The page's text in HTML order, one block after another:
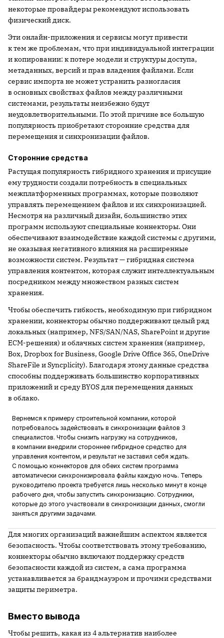
некоторые провайдеры рекомендуют использовать
физический диск.
Эти онлайн-приложения и сервисы могут привести
к тем же проблемам, что при индивидуальной интеграции
и копировании: к потере модели и структуры доступа,
метаданных, версий и прав владения файлами. Если
сервис импорта не может устранить разногласия
в основных свойствах файлов между различными
системами, результаты неизбежно будут
неудовлетворительными. По этой причине все большую
популярность приобретают сторонние средства для
перемещения и синхронизации файлов.
Сторонние средства
Растущая популярность гибридного хранения и присущие
ему трудности создали потребность в специальных
межплатформенных программах, которые позволяют
управлять перемещением файлов и их синхронизацией.
Несмотря на различный дизайн, большинство этих
программ используют специальные коннекторы. Они
обеспечивают взаимодействие каждой системы с другими,
не оказывая негативного влияния на расширенные
возможности систем. Результат — гибридная система
управления контентом, которая служит интеллектуальным
посредником между множеством разных систем
хранения.
Чтобы обеспечить гибкость, необходимую при гибридном
хранении, коннекторы обычно поддерживают целый ряд
локальных (например, NFS/SAN/NAS, SharePoint и другие
ECM-решения) и облачных систем хранения (например,
Box, Dropbox for Business, Google Drive Office 365, OneDrive
ShareFile и Syncplicity). Благодаря этому данные средства
способны поддерживать большинство корпоративных
приложений и среду BYOS для перемещения данных
в облако.
Вернемся к примеру строительной компании, которой
потребовалось задействовать в синхронизации файлов 3
специалистов. Чтобы снизить нагрузку на сотрудников,
в компании внедрили стороннее гибридное средство для
управления контентом, и результат не заставил себя ждать.
С помощью коннекторов для обеих систем программа
автоматически синхронизировала файлы каждую ночь. Теперь
руководителю проекта требуется лишь несколько минут в конце
рабочего дня, чтобы запустить синхронизацию. Сотрудники,
которые до этого участвовали в синхронизации данных, смогли
заняться другими задачами.
Для многих организаций важнейшим аспектом является
безопасность. Чтобы соответствовать этому требованию,
коннекторы обычно включают поддержку средств
безопасности каждой из систем, а сама программа
устанавливается за брандмауэром и прочими средствами
защиты периметра.
Вместо вывода
Чтобы решить, какая из 4 альтернатив наиболее